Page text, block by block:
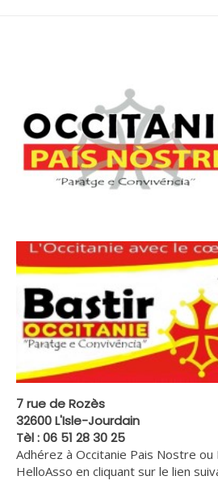
7 rue de Rozès
32600 L'Isle-Jourdain
Tèl : 06 51 28 30 25
Adhérez à Occitanie Pais Nostre
HelloAsso en cliquant sur le lien